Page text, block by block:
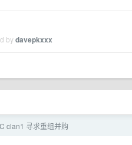
bydavepkxxx
clan1 寻求重组并购